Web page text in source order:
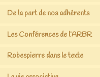
De la part de nos adhérents
Les Conférences de l’ARBR
Robespierre dans le texte